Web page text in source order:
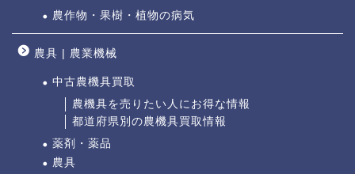
農作物・果樹・植物の病気
農具 | 農業機械
中古農機具買取
農機具を売りたい人にお得な情報
都道府県別の農機具買取情報
薬剤・薬品
農具